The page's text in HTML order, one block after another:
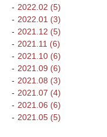
2022.02 (5)
2022.01 (3)
2021.12 (5)
2021.11 (6)
2021.10 (6)
2021.09 (6)
2021.08 (3)
2021.07 (4)
2021.06 (6)
2021.05 (5)